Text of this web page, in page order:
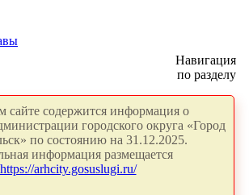
Навигация
по разделу
сайте содержится информация о
городского округа «Город
по состоянию на 31.12.2025.
информация размещается
https://arhcity.gosuslugi.ru/